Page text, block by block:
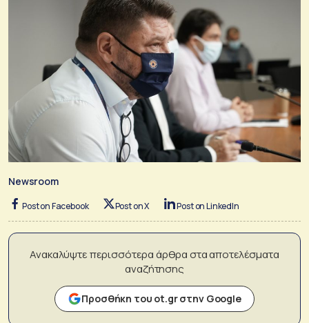
Newsroom
Post on Facebook Post on X Post on LinkedIn
Ανακαλύψτε περισσότερα άρθρα στα αποτελέσματα
αναζήτησης
Προσθήκη του ot.gr στην Google